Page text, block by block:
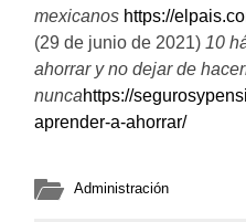
mexicanos https://
(29 de junio de 2021) 10
ahorrar y no dejar de
nuncahttps://
aprender-a-ahorrar/
Administración